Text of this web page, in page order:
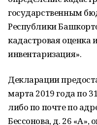
государственным
Республики
кадастровая оценка
инвентаризация».
Декларации
марта 2019 года по
либо по почте по
Бессонова, д. 26